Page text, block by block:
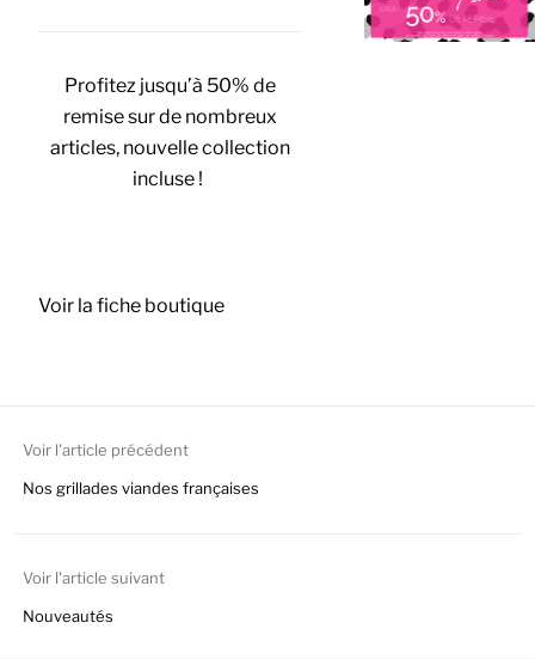
Profitez jusqu’à 50% de
remise sur de nombreux
articles, nouvelle collection
incluse !
Voir la fiche boutique
Voir l'article précédent
Nos grillades viandes françaises
Voir l'article suivant
Nouveautés